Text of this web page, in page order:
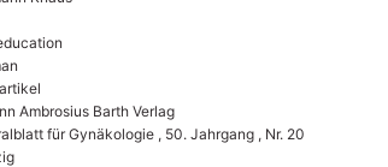
Ambrosius Barth Verlag
für Gynäkologie , 50. Jahrgang , Nr. 20